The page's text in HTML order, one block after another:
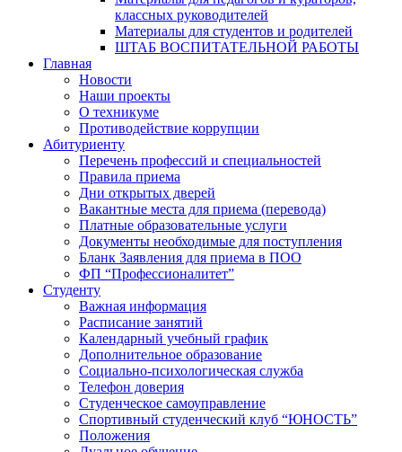
классных руководителей
Материалы для студентов и родителей
ШТАБ ВОСПИТАТЕЛЬНОЙ РАБОТЫ
Главная
Новости
Наши проекты
О техникуме
Противодействие коррупции
Абитуриенту
Перечень профессий и специальностей
Правила приема
Дни открытых дверей
Вакантные места для приема (перевода)
Платные образовательные услуги
Документы необходимые для поступления
Бланк Заявления для приема в ПОО
ФП “Профессионалитет”
Студенту
Важная информация
Расписание занятий
Календарный учебный график
Дополнительное образование
Социально-психологическая служба
Телефон доверия
Студенческое самоуправление
Спортивный студенческий клуб “ЮНОСТЬ”
Положения